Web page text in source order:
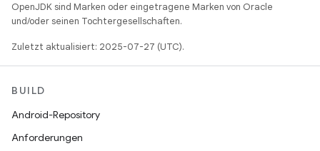
OpenJDK sind Marken oder eingetragene Marken von Oracle
und/oder seinen Tochtergesellschaften.
Zuletzt aktualisiert: 2025-07-27 (UTC).
BUILD
Android-Repository
Anforderungen